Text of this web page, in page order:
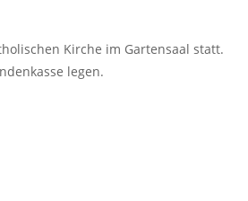
Kirche im Gartensaal statt.
legen.